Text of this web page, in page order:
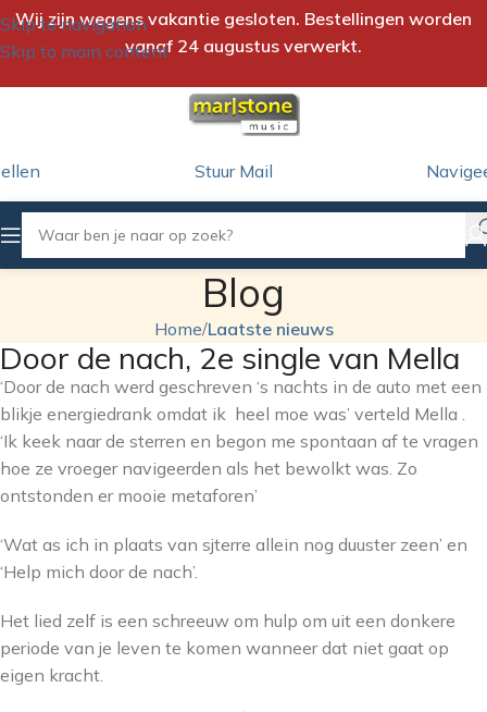
Skip to navigation
Skip to main content
Wij zijn wegens vakantie gesloten. Bestellingen worden
vanaf 24 augustus verwerkt.
Stuur Mail
Blog
Home/Laatste nieuws
Door de nach, 2e single van Mella
‘Door de nach werd geschreven ‘s nachts in de auto met een
blikje energiedrank omdat ik heel moe was’ verteld Mella .
‘Ik keek naar de sterren en begon me spontaan af te vragen
hoe ze vroeger navigeerden als het bewolkt was. Zo
ontstonden er mooie metaforen’
‘Wat as ich in plaats van sjterre allein nog duuster zeen’ en
‘Help mich door de nach’.
Het lied zelf is een schreeuw om hulp om uit een donkere
periode van je leven te komen wanneer dat niet gaat op
eigen kracht.